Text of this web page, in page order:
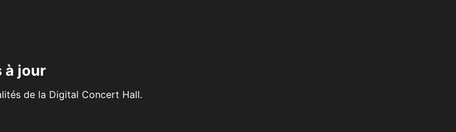
à jour
de la Digital Concert Hall.